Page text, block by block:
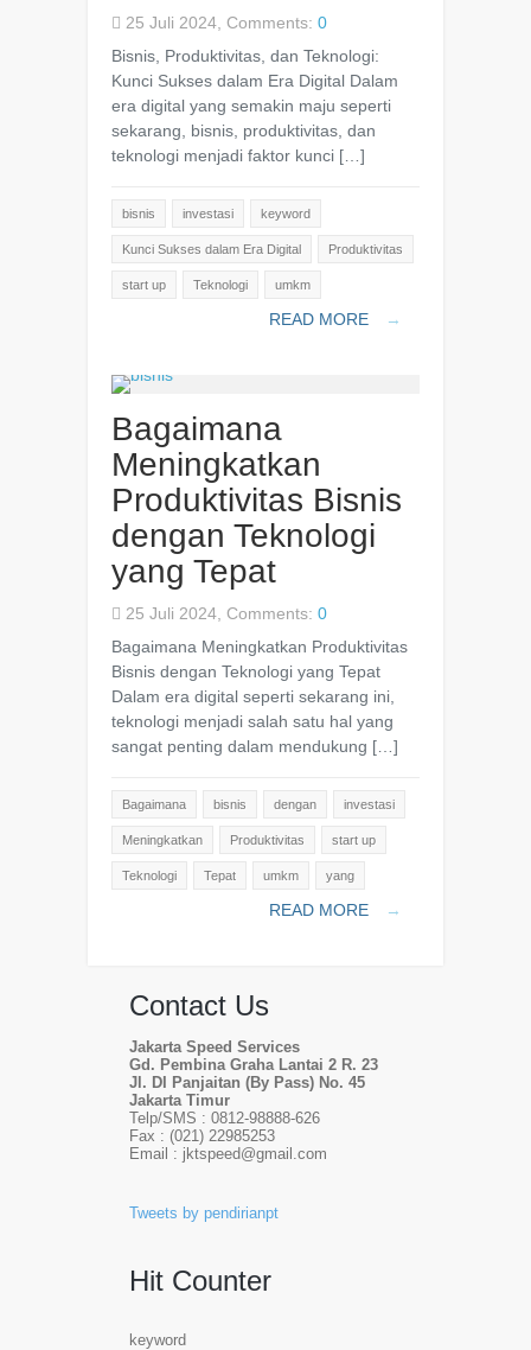
25 Juli 2024, Comments: 0
Bisnis, Produktivitas, dan Teknologi:
Kunci Sukses dalam Era Digital Dalam
era digital yang semakin maju seperti
sekarang, bisnis, produktivitas, dan
teknologi menjadi faktor kunci […]
bisnis investasi keyword
Kunci Sukses dalam Era Digital Produktivitas
start up Teknologi umkm
READ MORE →
Bagaimana
Meningkatkan
Produktivitas Bisnis
dengan Teknologi
yang Tepat
25 Juli 2024, Comments: 0
Bagaimana Meningkatkan Produktivitas
Bisnis dengan Teknologi yang Tepat
Dalam era digital seperti sekarang ini,
teknologi menjadi salah satu hal yang
sangat penting dalam mendukung […]
Bagaimana bisnis dengan investasi
Meningkatkan Produktivitas start up
Teknologi Tepat umkm yang
READ MORE →
Contact Us
Jakarta Speed Services
Gd. Pembina Graha Lantai 2 R. 23
Jl. DI Panjaitan (By Pass) No. 45
Jakarta Timur
Telp/SMS : 0812-98888-626
Fax : (021) 22985253
Email : jktspeed@gmail.com
Tweets by pendirianpt
Hit Counter
keyword